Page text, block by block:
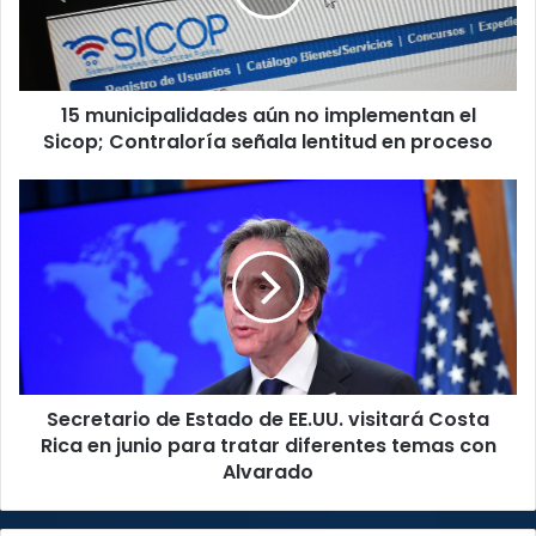
Sicop;
Contraloría
señala
lentitud15 municipalidades aún no implementan el
Sicop; Contraloría señala lentitud en proceso
de
EE.UU.
Costa
Rica
en
junio
para
temas
Secretario de Estado de EE.UU. visitará Costa
Rica en junio para tratar diferentes temas con
Alvarado